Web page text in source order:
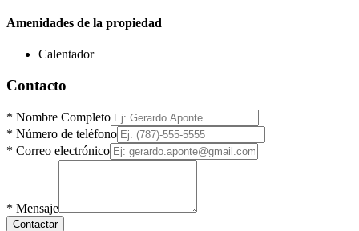
Amenidades de la propiedad
Calentador
Contacto
* Nombre Completo
* Número de teléfono
* Correo electrónico
* Mensaje
Contactar